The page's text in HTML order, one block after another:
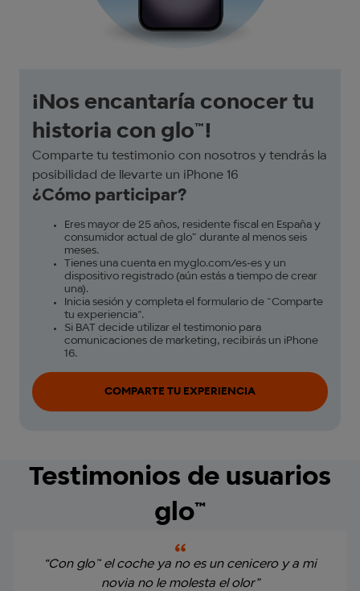
¡Nos encantaría conocer tu
historia con glo™!
Comparte tu testimonio con nosotros y tendrás la
posibilidad de llevarte un iPhone 16
¿Cómo participar?
Eres mayor de 25 años, residente fiscal en España y
consumidor actual de glo™ durante al menos seis
meses.
Tienes una cuenta en myglo.com/es-es y un
dispositivo registrado (aún estás a tiempo de crear
una).
Inicia sesión y completa el formulario de “Comparte
tu experiencia”.
Si BAT decide utilizar el testimonio para
comunicaciones de marketing, recibirás un iPhone
16.
COMPARTE TU EXPERIENCIA
Testimonios de usuarios
glo™
“Con glo™ el coche ya no es un cenicero y a mi
novia no le molesta el olor”